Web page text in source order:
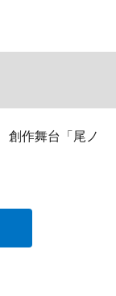
創作舞台「尾ノ